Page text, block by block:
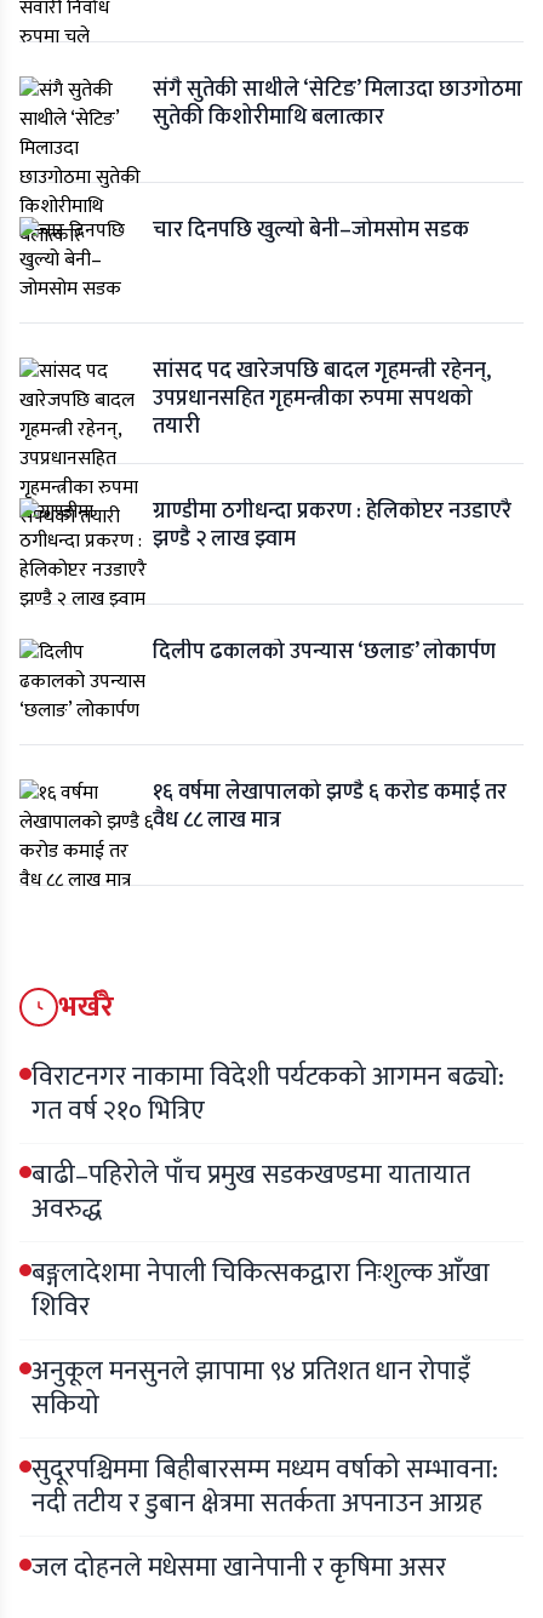
संगै सुतेकी साथीले ‘सेटिङ’ मिलाउदा छाउगोठमा
सुतेकी किशोरीमाथि बलात्कार
चार दिनपछि खुल्यो बेनी–जोमसोम सडक
सांसद पद खारेजपछि बादल गृहमन्त्री रहेनन्,
उपप्रधानसहित गृहमन्त्रीका रुपमा सपथको
तयारी
ग्राण्डीमा ठगीधन्दा प्रकरण : हेलिकोप्टर नउडाएरै
झण्डै २ लाख झ्वाम
दिलीप ढकालको उपन्यास ‘छलाङ’ लोकार्पण
१६ वर्षमा लेखापालको झण्डै ६ करोड कमाई तर
वैध ८८ लाख मात्र
भर्खरै
विराटनगर नाकामा विदेशी पर्यटकको आगमन बढ्यो:
गत वर्ष २१० भित्रिए
बाढी–पहिरोले पाँच प्रमुख सडकखण्डमा यातायात
अवरुद्ध
बङ्गलादेशमा नेपाली चिकित्सकद्वारा निःशुल्क आँखा
शिविर
अनुकूल मनसुनले झापामा ९४ प्रतिशत धान रोपाइँ
सकियो
सुदूरपश्चिममा बिहीबारसम्म मध्यम वर्षाको सम्भावना:
नदी तटीय र डुबान क्षेत्रमा सतर्कता अपनाउन आग्रह
जल दोहनले मधेसमा खानेपानी र कृषिमा असर